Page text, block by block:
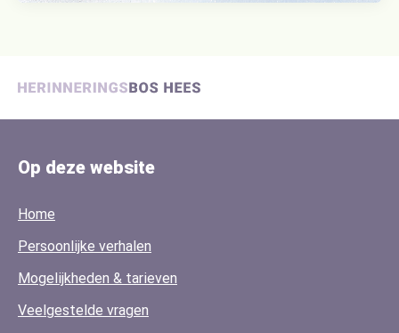
Op deze website
Home
Persoonlijke verhalen
Mogelijkheden & tarieven
Veelgestelde vragen